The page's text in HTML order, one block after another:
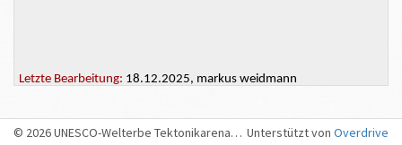
Letzte Bearbeitung: 18.12.2025, markus weidmann
© 2026 UNESCO-Welterbe Tektonikarena Sardona, Sargans Unterstützt von Overdrive